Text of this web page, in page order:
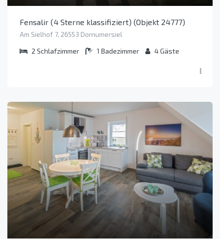
Fensalir (4 Sterne klassifiziert) (Objekt 24777)
Am Sielhof 7, 26553 Dornumersiel
2 Schlafzimmer 1 Badezimmer 4Gäste